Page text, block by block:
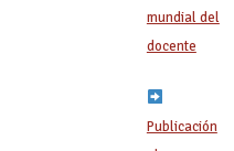
mundial del
docente
Publicación